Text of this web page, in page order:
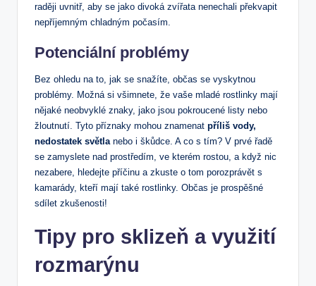
raději uvnitř, aby se jako divoká zvířata nenechali překvapit
nepříjemným chladným počasím.
Potenciální problémy
Bez ohledu na to, jak se snažíte, občas se vyskytnou
problémy. Možná si všimnete, že vaše mladé rostlinky mají
nějaké neobvyklé znaky, jako jsou pokroucené listy nebo
žloutnutí. Tyto příznaky mohou znamenat příliš vody,
nedostatek světla nebo i škůdce. A co s tím? V prvé řadě
se zamyslete nad prostředím, ve kterém rostou, a když nic
nezabere, hledejte příčinu a zkuste o tom porozprávět s
kamarády, kteří mají také rostlinky. Občas je prospěšné
sdílet zkušenosti!
Tipy pro sklizeň a využití
rozmarýnu